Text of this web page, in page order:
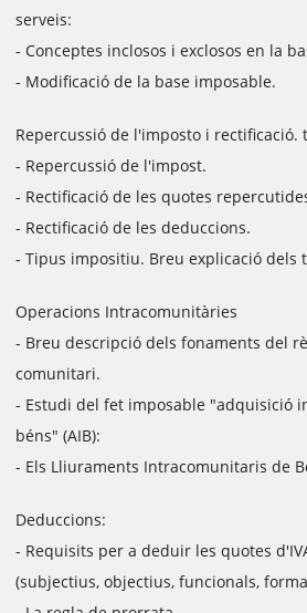
serveis:
- Conceptes inclosos i exclosos en la
- Modificació de la base imposable.
Repercussió de l'imposto i
- Repercussió de l'impost.
- Rectificació de les quotes
- Rectificació de les deduccions.
- Tipus impositiu. Breu explicació dels
Operacions Intracomunitàries
- Breu descripció dels fonaments del
comunitari.
- Estudi del fet imposable "adquisició
béns" (AIB):
- Els Lliuraments Intracomunitaris de
Deduccions:
- Requisits per a deduir les quotes
(subjectius, objectius, funcionals,